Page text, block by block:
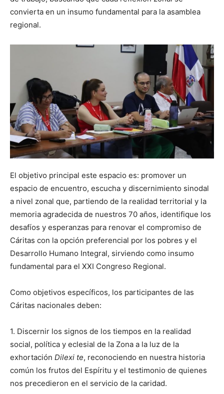
convierta en un insumo fundamental para la asamblea
regional.
El objetivo principal este espacio es: promover un
espacio de encuentro, escucha y discernimiento sinodal
a nivel zonal que, partiendo de la realidad territorial y la
memoria agradecida de nuestros 70 años, identifique los
desafíos y esperanzas para renovar el compromiso de
Cáritas con la opción preferencial por los pobres y el
Desarrollo Humano Integral, sirviendo como insumo
fundamental para el XXI Congreso Regional.
Como objetivos específicos, los participantes de las
Cáritas nacionales deben:
1. Discernir los signos de los tiempos en la realidad
social, política y eclesial de la Zona a la luz de la
exhortación Dilexi te, reconociendo en nuestra historia
común los frutos del Espíritu y el testimonio de quienes
nos precedieron en el servicio de la caridad.